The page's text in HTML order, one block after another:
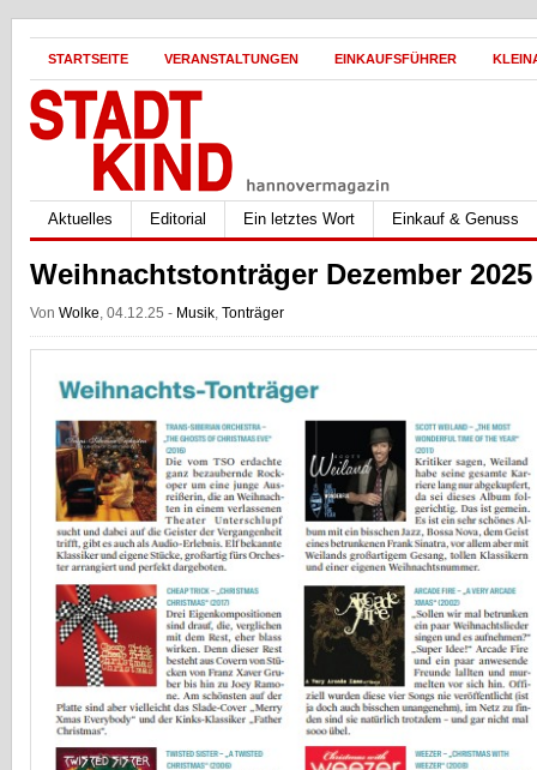
STARTSEITE VERANSTALTUNGEN EINKAUFSFÜHRER
Aktuelles Editorial Ein letztes Wort Einkauf & Genuss
Weihnachtstonträger Dezember 2025
Von Wolke, 04.12.25 - Musik, Tonträger